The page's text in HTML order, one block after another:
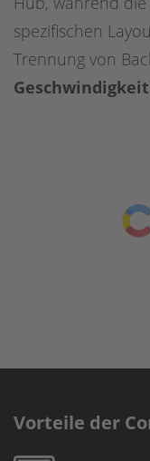
spezifischen
Trennung von
Geschwindigkeit
Vorteile der